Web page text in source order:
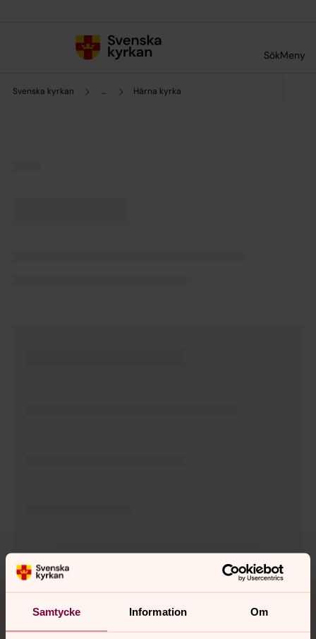
Samtycke Information Om
SökMeny
Svenska kyrkan ... Härna kyrka
Tillbaka till toppen
Tillbaka till innehållet